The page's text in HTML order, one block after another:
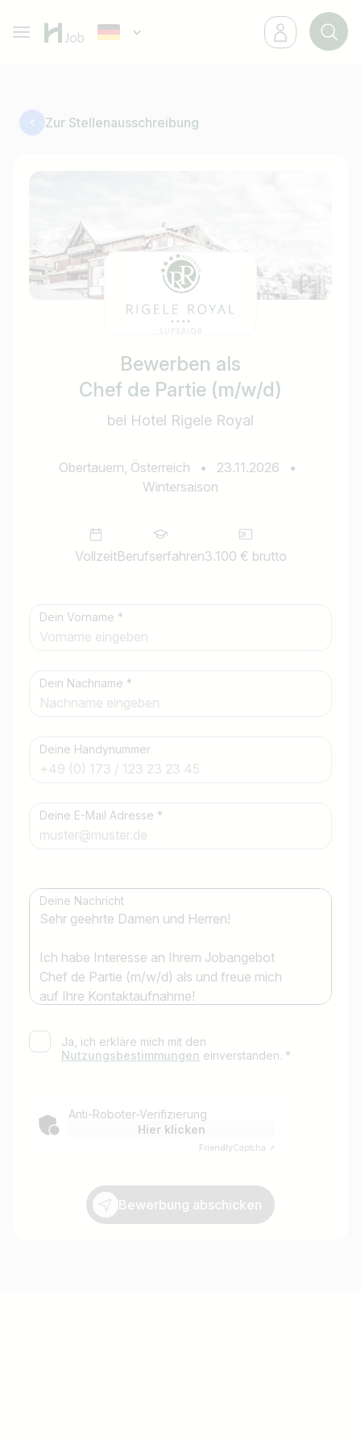
Zur Stellenausschreibung
Bewerben als
Chef de Partie (m/w/d)
bei Hotel Rigele Royal
Obertauern, Österreich • 23.11.2026
•
Wintersaison
VollzeitBerufserfahren3.100 € brutto
Dein Vorname *
Dein Nachname *
Deine Handynummer
Deine E-Mail Adresse *
Deine Nachricht
Ja, ich erkläre mich mit den
Nutzungsbestimmungen einverstanden. *
Anti-Roboter-Verifizierung
Hier klicken
FriendlyCaptcha ⇗
Bewerbung abschicken
Jobtitel
Land / Bundesland
Jobs finden